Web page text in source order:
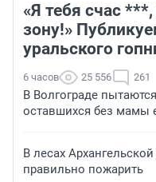
«Я тебя счас
зону!»
уральского
6 часов 25 556 261
В Волгограде
оставшихся без мамы
В лесах
правильно пожарить